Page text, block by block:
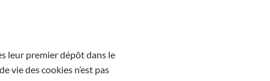
leur premier dépôt dans le
vie des cookies n’est pas